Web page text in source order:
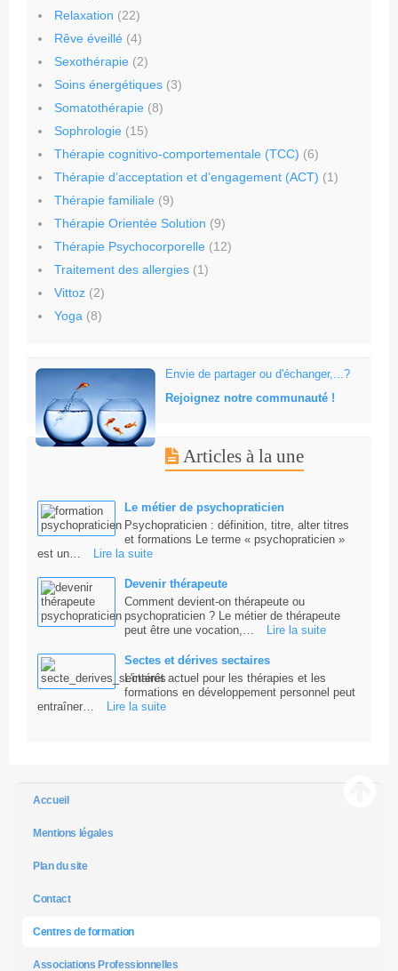
Relaxation (22)
Rêve éveillé (4)
Sexothérapie (2)
Soins énergétiques (3)
Somatothérapie (8)
Sophrologie (15)
Thérapie cognitivo-comportementale (TCC) (6)
Thérapie d’acceptation et d’engagement (ACT) (1)
Thérapie familiale (9)
Thérapie Orientée Solution (9)
Thérapie Psychocorporelle (12)
Traitement des allergies (1)
Vittoz (2)
Yoga (8)
Envie de partager ou d'échanger,...?
Rejoignez notre communauté !
Articles à la une
Le métier de psychopraticien
Psychopraticien : définition, titre, alter titres
et formations Le terme « psychopraticien »
est un…
Lire la suite
Devenir thérapeute
Comment devient-on thérapeute ou
psychopraticien ? Le métier de thérapeute
peut être une vocation,…
Lire la suite
Sectes et dérives sectaires
L'intérêt actuel pour les thérapies et les
formations en développement personnel peut
entraîner…
Lire la suite
Accueil
Mentions légales
Plan du site
Contact
Centres de formation
Associations Professionnelles